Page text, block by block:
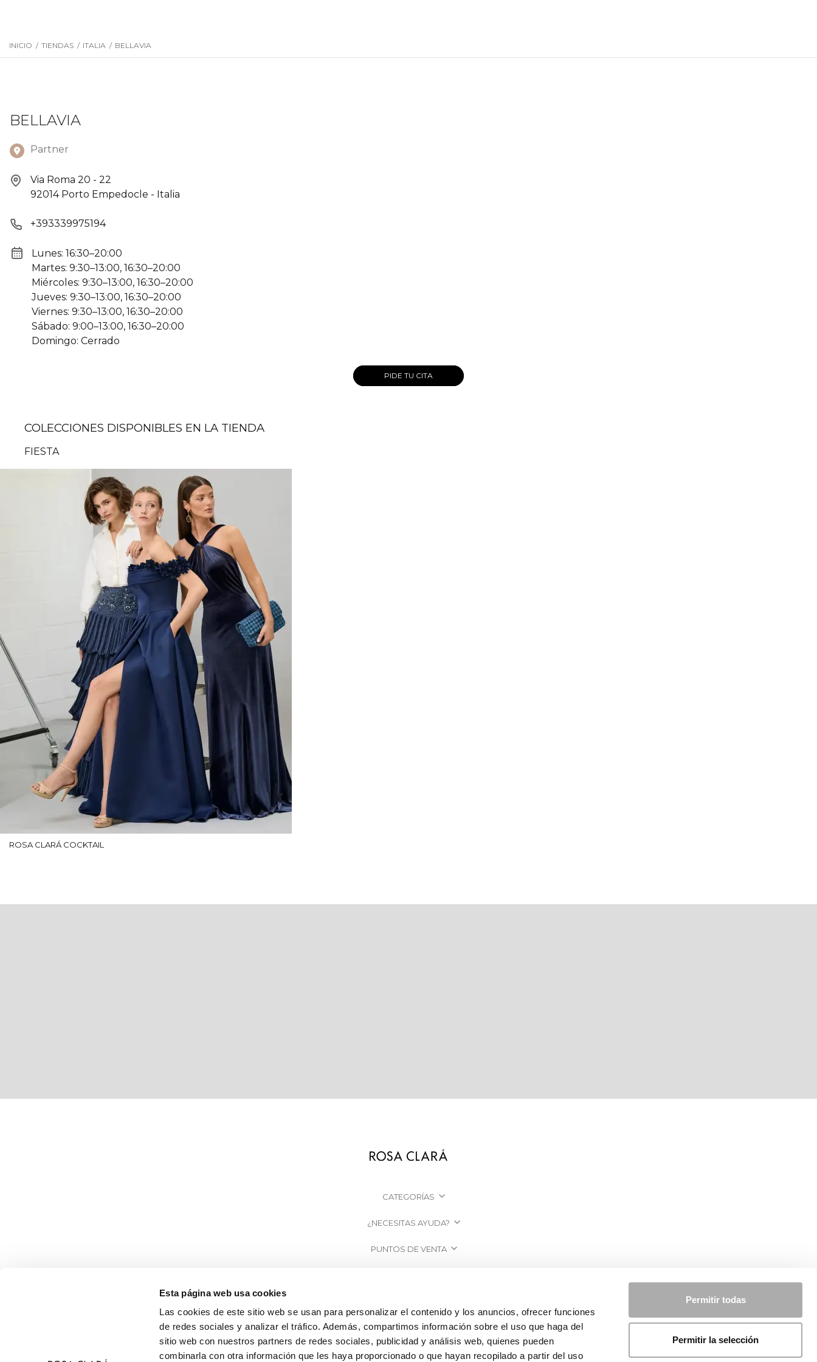
Esta página web usa cookies
Las cookies de este sitio web se usan para personalizar el contenido y los anuncios, ofrecer funciones
de redes sociales y analizar el tráfico. Además, compartimos información sobre el uso que haga del
sitio web con nuestros partners de redes sociales, publicidad y análisis web, quienes pueden
combinarla con otra información que les haya proporcionado o que hayan recopilado a partir del uso
Permitir todas
Permitir la selección
INICIO / TIENDAS / ITALIA / BELLAVIA
BELLAVIA
Partner
Via Roma 20 - 22
92014 Porto Empedocle - Italia
+393339975194
Lunes: 16:30–20:00
Martes: 9:30–13:00, 16:30–20:00
Miércoles: 9:30–13:00, 16:30–20:00
Jueves: 9:30–13:00, 16:30–20:00
Viernes: 9:30–13:00, 16:30–20:00
Sábado: 9:00–13:00, 16:30–20:00
Domingo: Cerrado
PIDE TU CITA
COLECCIONES DISPONIBLES EN LA TIENDA
FIESTA
ROSA CLARÁ COCKTAIL
CATEGORÍAS
¿NECESITAS AYUDA?
PUNTOS DE VENTA